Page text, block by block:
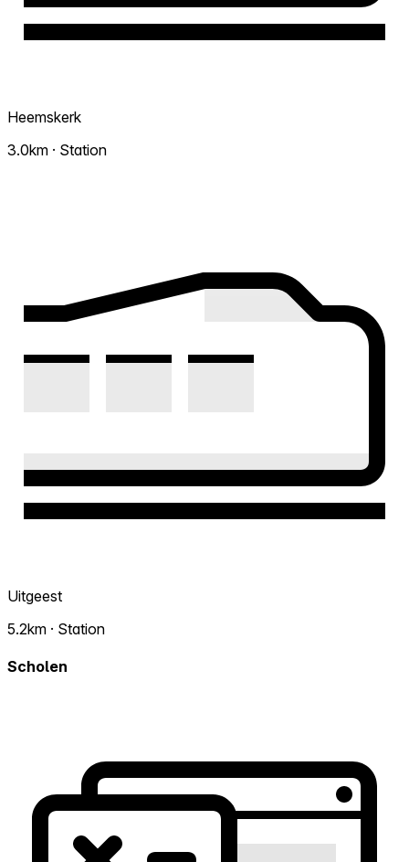
Heemskerk
3.0km · Station
Uitgeest
5.2km · Station
Scholen